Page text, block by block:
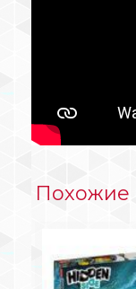
Похожие